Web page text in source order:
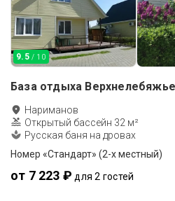
9.5 / 10
База отдыха Верхнелебяжье
Нариманов
Открытый бассейн 32 м²
Русская баня на дровах
Номер «Стандарт» (2-х местный)
от 7 223 ₽ для 2 гостей